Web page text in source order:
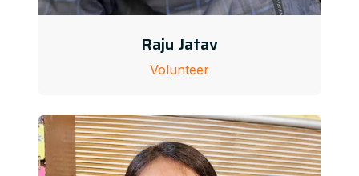
Raju Jatav
Volunteer